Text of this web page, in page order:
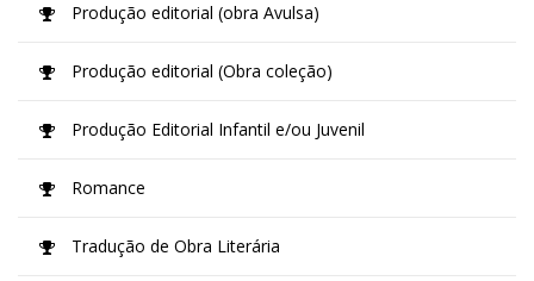
Produção editorial (obra Avulsa)
Produção editorial (Obra coleção)
Produção Editorial Infantil e/ou Juvenil
Romance
Tradução de Obra Literária